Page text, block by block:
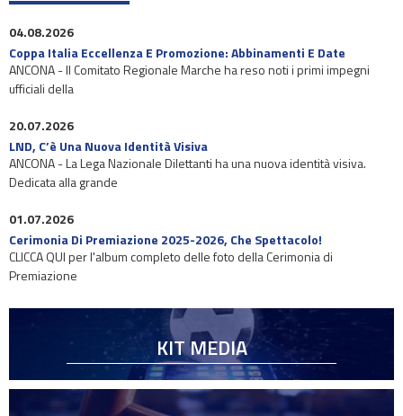
04.08.2026
Coppa Italia Eccellenza E Promozione: Abbinamenti E Date
ANCONA - Il Comitato Regionale Marche ha reso noti i primi impegni
ufficiali della
20.07.2026
LND, C’è Una Nuova Identità Visiva
ANCONA - La Lega Nazionale Dilettanti ha una nuova identità visiva.
Dedicata alla grande
01.07.2026
Cerimonia Di Premiazione 2025-2026, Che Spettacolo!
CLICCA QUI per l'album completo delle foto della Cerimonia di
Premiazione
KIT MEDIA